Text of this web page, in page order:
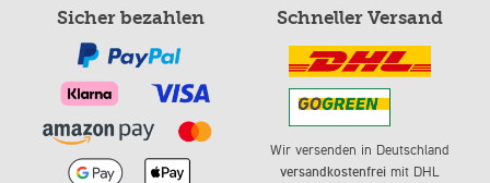
Sicher bezahlen Schneller Versand
Wir versenden in Deutschland
versandkostenfreimit DHL